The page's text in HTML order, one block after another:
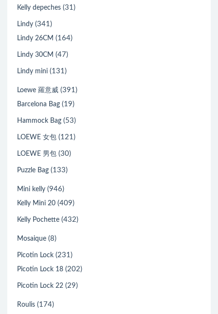
Kelly depeches (31)
Lindy (341)
Lindy 26CM (164)
Lindy 30CM (47)
Lindy mini (131)
Loewe 羅意威 (391)
Barcelona Bag (19)
Hammock Bag (53)
LOEWE 女包 (121)
LOEWE 男包 (30)
Puzzle Bag (133)
Mini kelly (946)
Kelly Mini 20 (409)
Kelly Pochette (432)
Mosaique (8)
Picotin Lock (231)
Picotin Lock 18 (202)
Picotin Lock 22 (29)
Roulis (174)